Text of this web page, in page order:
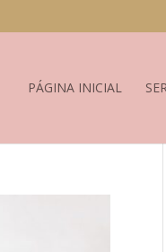
PÁGINA INICIAL